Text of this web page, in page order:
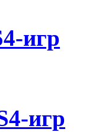
игр
игр